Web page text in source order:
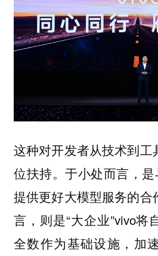
这种对开发者从技术到工
位扶持。于小处而言，
提供更好大模型服务的合
言，则是“大企业”vivo将
全数作为基础设施，加